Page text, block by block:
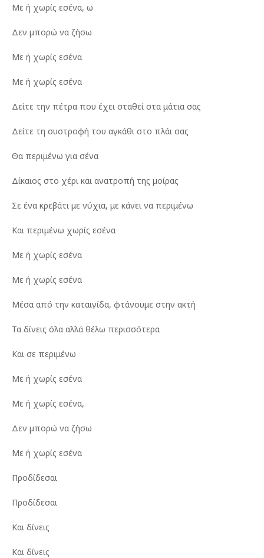
Με ή χωρίς εσένα, ω
Δεν μπορώ να ζήσω
Με ή χωρίς εσένα
Με ή χωρίς εσένα
Δείτε την πέτρα που έχει σταθεί στα μάτια σας
Δείτε τη συστροφή του αγκάθι στο πλάι σας
Θα περιμένω για σένα
Δίκαιος στο χέρι και ανατροπή της μοίρας
Σε ένα κρεβάτι με νύχια, με κάνει να περιμένω
Και περιμένω χωρίς εσένα
Με ή χωρίς εσένα
Με ή χωρίς εσένα
Μέσα από την καταιγίδα, φτάνουμε στην ακτή
Τα δίνεις όλα αλλά θέλω περισσότερα
Και σε περιμένω
Με ή χωρίς εσένα
Με ή χωρίς εσένα,
Δεν μπορώ να ζήσω
Με ή χωρίς εσένα
Προδίδεσαι
Προδίδεσαι
Και δίνεις
Και δίνεις